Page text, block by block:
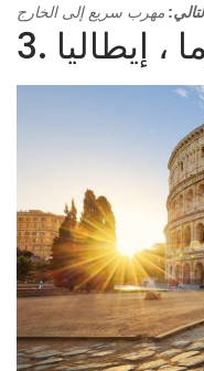
مهرب سريع إلى الخارج
، إيطاليا